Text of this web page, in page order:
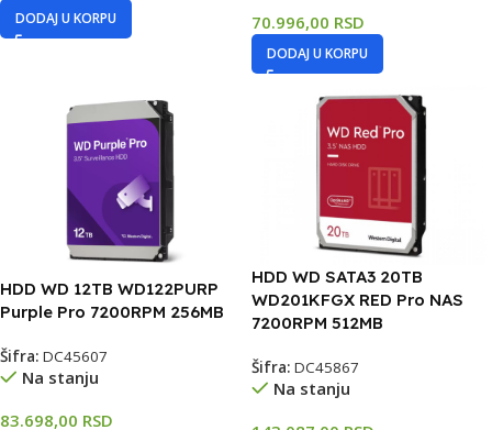
DODAJ U KORPU
70.996,00 RSD
DODAJ U KORPU
HDD WD 12TB WD122PURP
Purple Pro 7200RPM 256MB
Šifra: DC45607
Na stanju
83.698,00 RSD
HDD WD SATA3 20TB
WD201KFGX RED Pro NAS
7200RPM 512MB
Šifra: DC45867
Na stanju